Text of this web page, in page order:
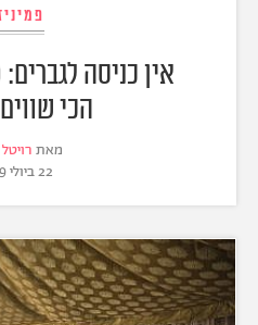
הכי
מאת
22 ביולי 2019